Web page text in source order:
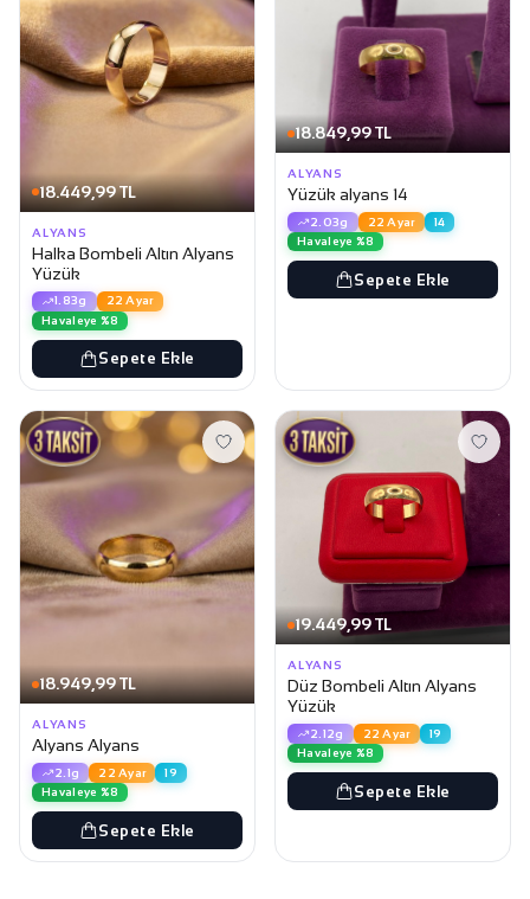
18.449,99 TL
ALYANS
Halka Bombeli Altın Alyans
Yüzük
1.83g
22 Ayar
Havaleye %8
Sepete Ekle
18.849,99 TL
ALYANS
Yüzük alyans 14
2.03g 22 Ayar
14
Havaleye %8
Sepete Ekle
18.949,99 TL
ALYANS
Alyans Alyans
2.1g 22 Ayar
19
Havaleye %8
Sepete Ekle
19.449,99 TL
ALYANS
Düz Bombeli Altın Alyans
Yüzük
2.12g 22 Ayar
19
Havaleye %8
Sepete Ekle